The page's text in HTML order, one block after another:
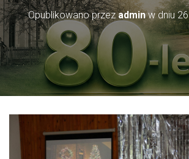
Opublikowano przezadminw dniu